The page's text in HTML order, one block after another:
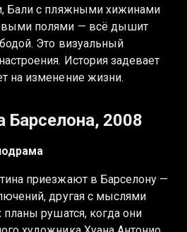
Бали с пляжными хижинами
полями — всё дышит
Это визуальный
История задевает
на изменение жизни.
Барселона, 2008
приезжают в Барселону —
другая с мыслями
рушатся, когда они